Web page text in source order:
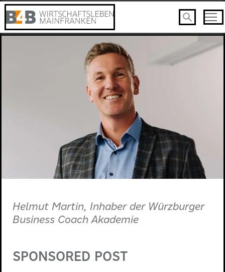
Hel­mut Mar­tin, In­hab­er der Würzburg­er
Busi­ness Coach Akademie
SPONSORED POST